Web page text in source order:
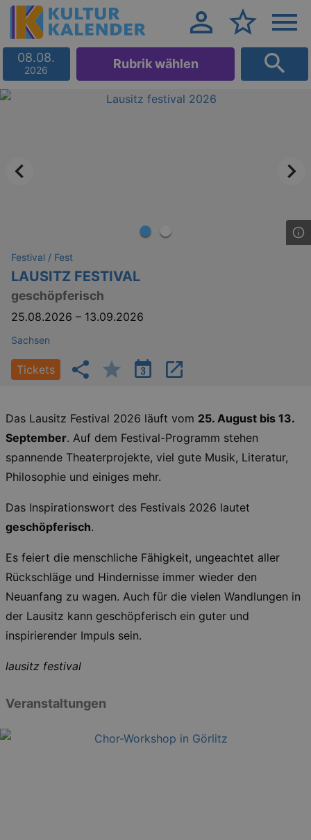
08.08.
2026 Rubrik wählen
Festival / Fest
LAUSITZ FESTIVAL
geschöpferisch
25.08.2026 – 13.09.2026
Sachsen
Tickets
Das Lausitz Festival 2026 läuft vom 25. August bis 13.
September. Auf dem Festival-Programm stehen
spannende Theaterprojekte, viel gute Musik, Literatur,
Philosophie und einiges mehr.
Das Inspirationswort des Festivals 2026 lautet
geschöpferisch.
Es feiert die menschliche Fähigkeit, ungeachtet aller
Rückschläge und Hindernisse immer wieder den
Neuanfang zu wagen. Auch für die vielen Wandlungen in
der Lausitz kann geschöpferisch ein guter und
inspirierender Impuls sein.
lausitz festival
Veranstaltungen